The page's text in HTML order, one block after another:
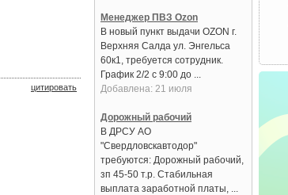
цитировать
Менеджер ПВЗ Ozon
В новый пункт выдачи OZON г.
Верхняя Салда ул. Энгельса
60к1, требуется сотрудник.
График 2/2 с 9:00 до ...
Добавлена: 21 июля
Дорожный рабочий
В ДРСУ АО
"Свердловскавтодор"
требуются: Дорожный рабочий,
зп 45-50 т.р. Стабильная
выплата заработной платы, ...